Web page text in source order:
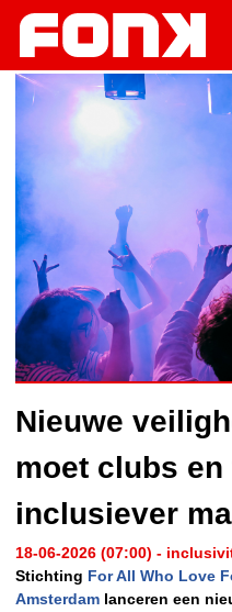
Nieuwe
moet clubs
inclusiever
18-06-2026 (07:00) -
Stichting For All Who Love
Amsterdam lanceren een